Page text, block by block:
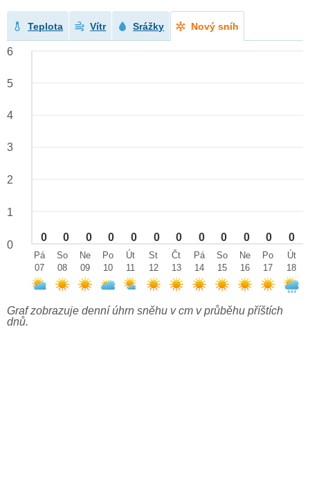
Teplota Vítr Srážky Nový sníh
0 0 0 0 0 0 0 0 0 0 0 0
6
5
4
3
2
1
0
Pá
07
So
08
Ne
09
Po
10
Út
11
St
12
Čt
13
Pá
14
So
15
Ne
16
Po
17
Út
18
Graf zobrazuje denní úhrn sněhu v cm v průběhu příštích
dnů.